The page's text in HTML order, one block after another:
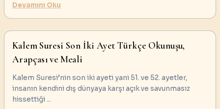
Devamını Oku
Kalem Suresi Son İki Ayet Türkçe Okunuşu,
Arapçası ve Meali
Kalem Suresi’nin son iki ayeti yani 51. ve 52. ayetler,
insanın kendini dış dünyaya karşı açık ve savunmasız
hissettiği...